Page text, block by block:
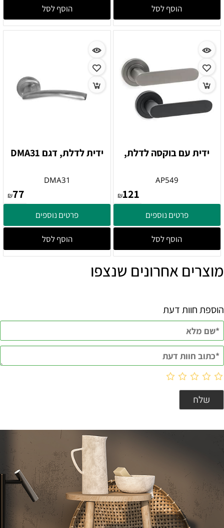
הוסף לסל הוסף לסל
ידית עם בוקסה לדלת,
AP549
₪121
פרטים נוספים
הוסף לסל
ידית לדלת, דגם DMA31
DMA31
₪77
פרטים נוספים
הוסף לסל
מוצרים אחרונים שנצפו
הוספת חוות דעת